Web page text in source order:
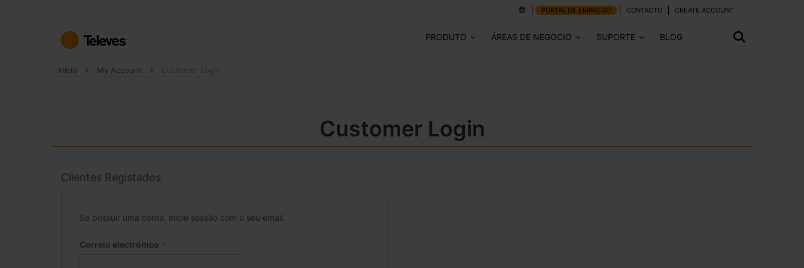
o
Conteúdo
PORTAL DE EMPREGO CONTACTO CREATE ACCOUNT
PRODUTO ÁREAS DE NEGOCIO SUPORTE BLOG
Início My Account
Customer Login
Clientes Registados
Se possuir uma conta, inicie sessão com o seu email.
Correio electrónico